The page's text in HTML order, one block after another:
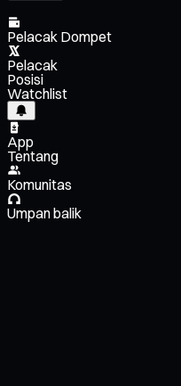
Pelacak Dompet
Pelacak
Posisi
Watchlist
App
Tentang
Komunitas
Umpan balik